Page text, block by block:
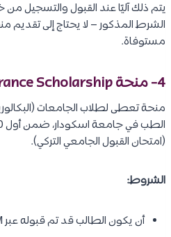
الشرط المذكور – لا يحتاج إلى تقديم
مستوفاة.
4- منحة University Entrance Scholarship:
(امتحان القبول الجامعي التركي).
الشروط:
أن يكون الطالب قد تم قبوله عبر ÖSYM في جامعة Üsküdar.